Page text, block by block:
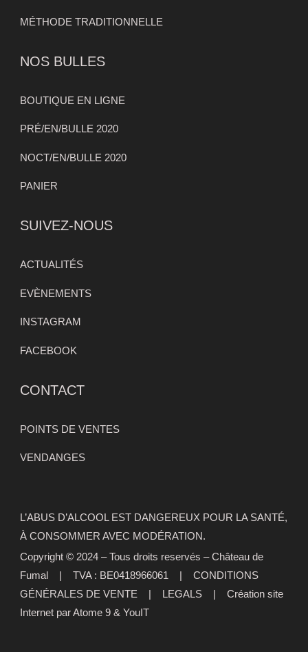
MÉTHODE TRADITIONNELLE
NOS BULLES
BOUTIQUE EN LIGNE
PRÉ/EN/BULLE 2020
NOCT/EN/BULLE 2020
PANIER
SUIVEZ-NOUS
ACTUALITÉS
EVÈNEMENTS
INSTAGRAM
FACEBOOK
CONTACT
POINTS DE VENTES
VENDANGES
L’ABUS D’ALCOOL EST DANGEREUX POUR LA SANTÉ,
À CONSOMMER AVEC MODÉRATION.
Copyright © 2024 – Tous droits reservés – Château de
Fumal | TVA : BE0418966061 |CONDITIONS
GÉNÉRALES DE VENTE
LEGALS |Création site
Internet par Atome 9 &YouIT